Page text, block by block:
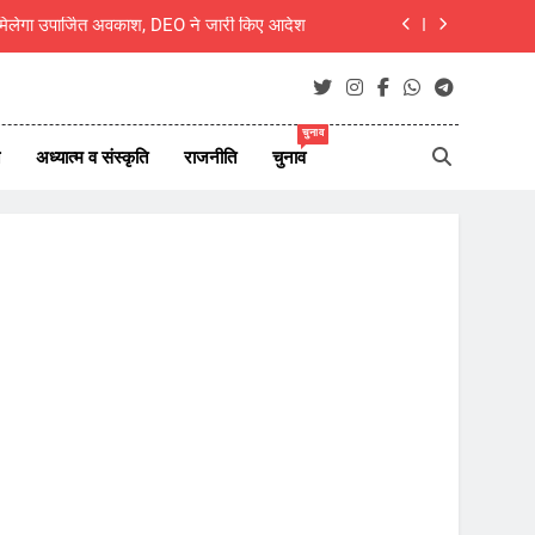
में कांग्रेस का पंचायती राज सम्मेलन 9 अगस्त को
संभव है कर्म बंधन से मुक्ति’— मुक्तांजना श्री जी
अध्यात्म व संस्कृति राजनीति चुनाव
चुनाव